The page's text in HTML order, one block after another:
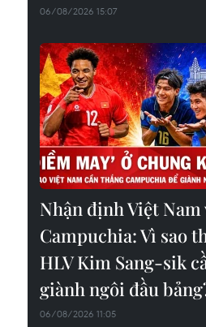
06/08/2026 15:07
Nhận định Việt Nam
Campuchia: Vì sao
HLV Kim Sang-sik
giành ngôi đầu
06/08/2026 11:05